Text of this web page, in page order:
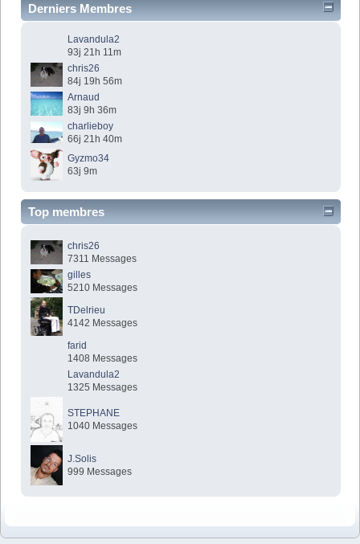
Derniers Membres
Lavandula2
93j 21h 11m
chris26
84j 19h 56m
Arnaud
83j 9h 36m
charlieboy
66j 21h 40m
Gyzmo34
63j 9m
Top membres
chris26
7311 Messages
gilles
5210 Messages
TDelrieu
4142 Messages
farid
1408 Messages
Lavandula2
1325 Messages
STEPHANE
1040 Messages
J.Solis
999 Messages